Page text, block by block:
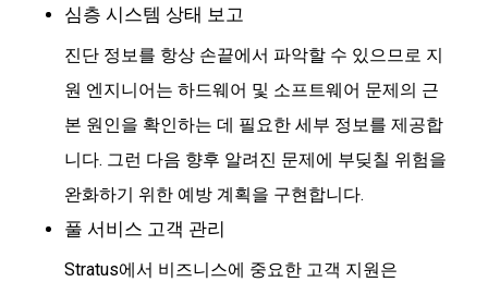
심층 시스템 상태 보고
진단 정보를 항상 손끝에서 파악할 수 있으므로 지
원 엔지니어는 하드웨어 및 소프트웨어 문제의 근
본 원인을 확인하는 데 필요한 세부 정보를 제공합
니다. 그런 다음 향후 알려진 문제에 부딪칠 위험을
완화하기 위한 예방 계획을 구현합니다.
풀 서비스 고객 관리
Stratus에서 비즈니스에 중요한 고객 지원은